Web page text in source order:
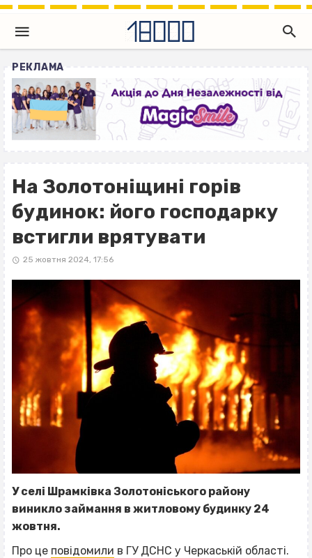
РЕКЛАМА
На Золотоніщині горів
будинок: його господарку
встигли врятувати
25 жовтня 2024, 17:56
У селі Шрамківка Золотоніського району
виникло займання в житловому будинку 24
жовтня.
Про це повідомили в ГУ ДСНС у Черкаській області.